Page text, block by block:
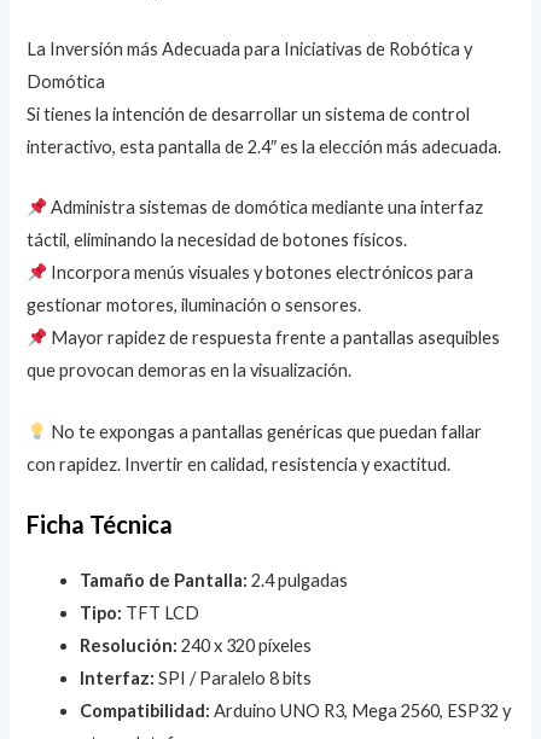
La Inversión más Adecuada para Iniciativas de Robótica y
Domótica
Si tienes la intención de desarrollar un sistema de control
interactivo, esta pantalla de 2.4″ es la elección más adecuada.
Administra sistemas de domótica mediante una interfaz
táctil, eliminando la necesidad de botones físicos.
Incorpora menús visuales y botones electrónicos para
gestionar motores, iluminación o sensores.
Mayor rapidez de respuesta frente a pantallas asequibles
que provocan demoras en la visualización.
No te expongas a pantallas genéricas que puedan fallar
con rapidez. Invertir en calidad, resistencia y exactitud.
Ficha Técnica
Tamaño de Pantalla: 2.4 pulgadas
Tipo: TFT LCD
Resolución: 240 x 320 píxeles
Interfaz: SPI / Paralelo 8 bits
Compatibilidad: Arduino UNO R3, Mega 2560, ESP32 y